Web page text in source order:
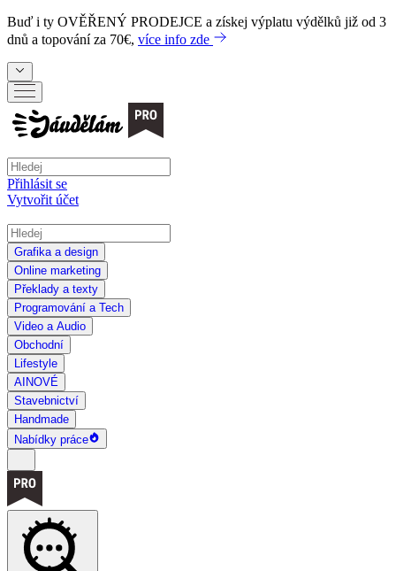
Buď i ty OVĚŘENÝ PRODEJCE a získej výplatu výdělků již od 3
dnů a topování za 70€, více info zde
Přihlásit se
Vytvořit účet
Grafika a design
Online marketing
Překlady a texty
Programování a Tech
Video a Audio
Obchodní
Lifestyle
AI NOVÉ
Stavebnictví
Handmade
Nabídky práce